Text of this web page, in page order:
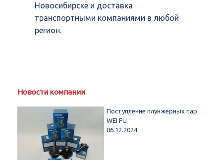
Новосибирске и доставка
транспортными компаниями в любой
регион.
Новости компании
Поступление плунжерных пар
WEI FU
06.12.2024